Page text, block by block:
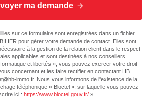
ma demande
sur ce formulaire sont enregistrées dans un fichier
pour gérer votre demande de contact. Elles sont
à la gestion de la relation client dans le respect
applicables et sont destinées à nos conseillers
et libertés », vous pouvez exercer votre droit
concernant et les faire rectifier en contactant HB
immo.fr. Nous vous informons de l'existence de la
téléphonique « Bloctel », sur laquelle vous pouvez
ici : https://www.bloctel.gouv.fr/»